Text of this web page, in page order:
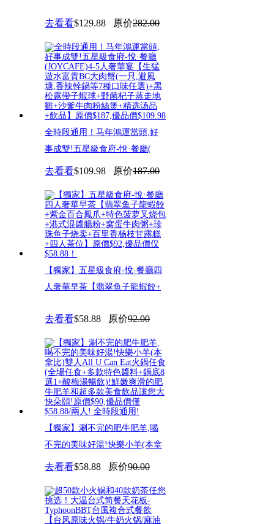
去看看$129.88 原价282.00
全時段通用！马年鴻運當頭,好
事成雙!五星級食府-悅·餐廳(
去看看$109.98 原价187.00
【獨家】五星級食府-悅·餐廳四
人奢華早茶【翡翠鱼子龍蝦餃+
去看看$58.88 原价92.00
【獨家】涮不完的肥牛肥羊,喝
不完的美味好湯!快樂小羊(本拿
去看看$58.88 原价90.00